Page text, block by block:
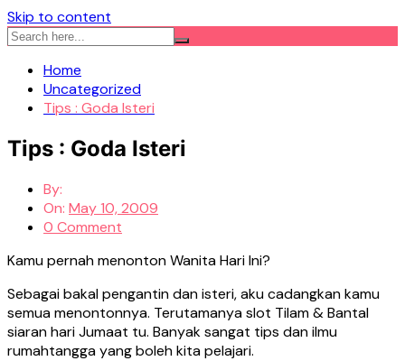
Skip to content
Home
Uncategorized
Tips : Goda Isteri
Tips : Goda Isteri
By:
On: May 10, 2009
0 Comment
Kamu pernah menonton Wanita Hari Ini?
Sebagai bakal pengantin dan isteri, aku cadangkan kamu
semua menontonnya. Terutamanya slot Tilam & Bantal
siaran hari Jumaat tu. Banyak sangat tips dan ilmu
rumahtangga yang boleh kita pelajari.